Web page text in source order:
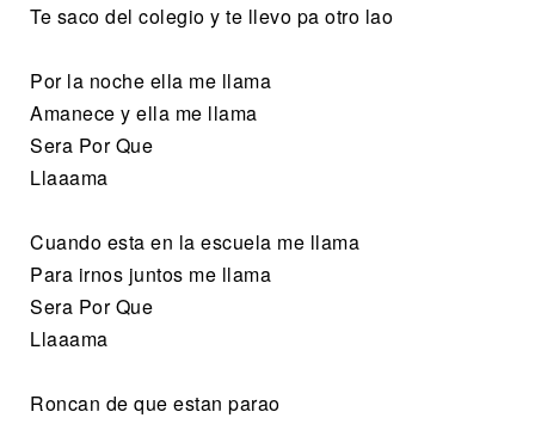
Te saco del colegio y te llevo pa otro lao
Por la noche ella me llama
Amanece y ella me llama
Sera Por Que
Llaaama
Cuando esta en la escuela me llama
Para irnos juntos me llama
Sera Por Que
Llaaama
Roncan de que estan parao